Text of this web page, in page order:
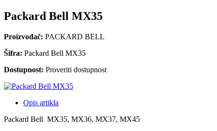
Packard Bell MX35
Proizvođač: PACKARD BELL
Šifra: Packard Bell MX35
Dostupnost: Proveriti dostupnost
Opis artikla
Packard Bell MX35, MX36, MX37, MX45